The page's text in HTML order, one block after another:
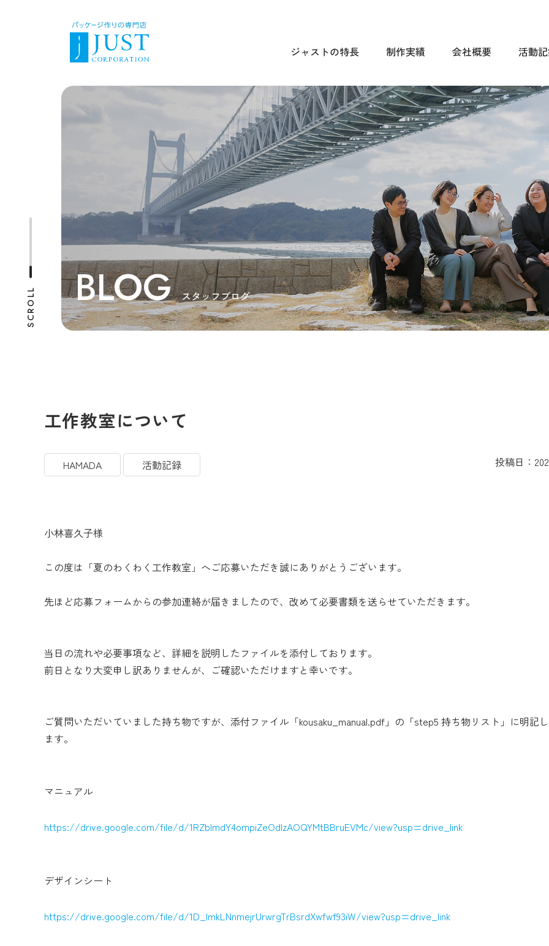
ジャストの特長 制作実績 会社概要 活動
SCROLL BLOG スタッフブログ
工作教室について
HAMADA 活動記録 投稿日：
小林喜久子様
この度は「夏のわくわく工作教室」へご応募いただき誠にありがとうございます。
先ほど応募フォームからの参加連絡が届きましたので、改めて必要書類を送らせていただきます。
当日の流れや必要事項など、詳細を説明したファイルを添付しております。
前日となり大変申し訳ありませんが、ご確認いただけますと幸いです。
ご質問いただいていました持ち物ですが、添付ファイル「kousaku_manual.pdf」の「step5 持ち物リスト」に明記
ます。
マニュアル
https://drive.google.com/file/d/1RZbImdY4ompiZeOdlzAOQYMtBBruEVMc/view?usp=drive_link
デザインシート
https://drive.google.com/file/d/1D_lmkLNnmejrUrwrgTrBsrdXwfwf93iW/view?usp=drive_link